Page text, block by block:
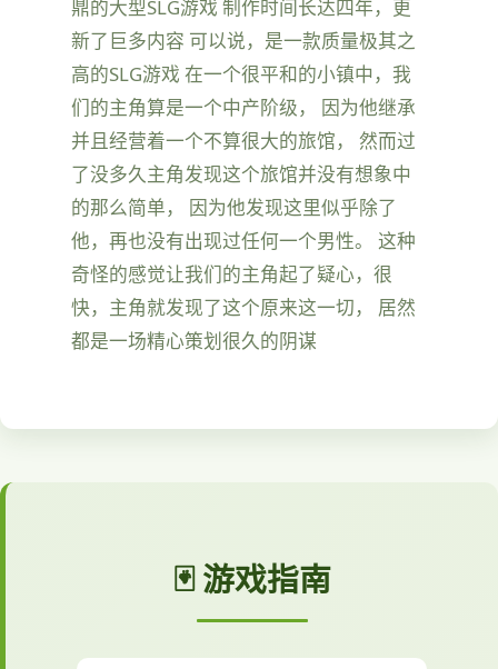
鼎的大型SLG游戏 制作时间长达四年，更
新了巨多内容 可以说，是一款质量极其之
高的SLG游戏 在一个很平和的小镇中，我
们的主角算是一个中产阶级， 因为他继承
并且经营着一个不算很大的旅馆， 然而过
了没多久主角发现这个旅馆并没有想象中
的那么简单， 因为他发现这里似乎除了
他，再也没有出现过任何一个男性。 这种
奇怪的感觉让我们的主角起了疑心，很
快，主角就发现了这个原来这一切， 居然
都是一场精心策划很久的阴谋
🃏 游戏指南